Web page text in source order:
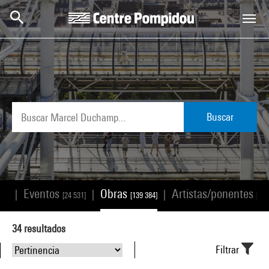
Skip to main content
Centre Pompidou
Buscar
Eventos [24 531] Obras [139 384] Artistas/ponentes [25
34resultados
Filtrar